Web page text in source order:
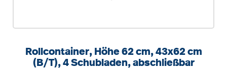
Rollcontainer, Höhe 62 cm, 43x62 cm
(B/T), 4 Schubladen, abschließbar